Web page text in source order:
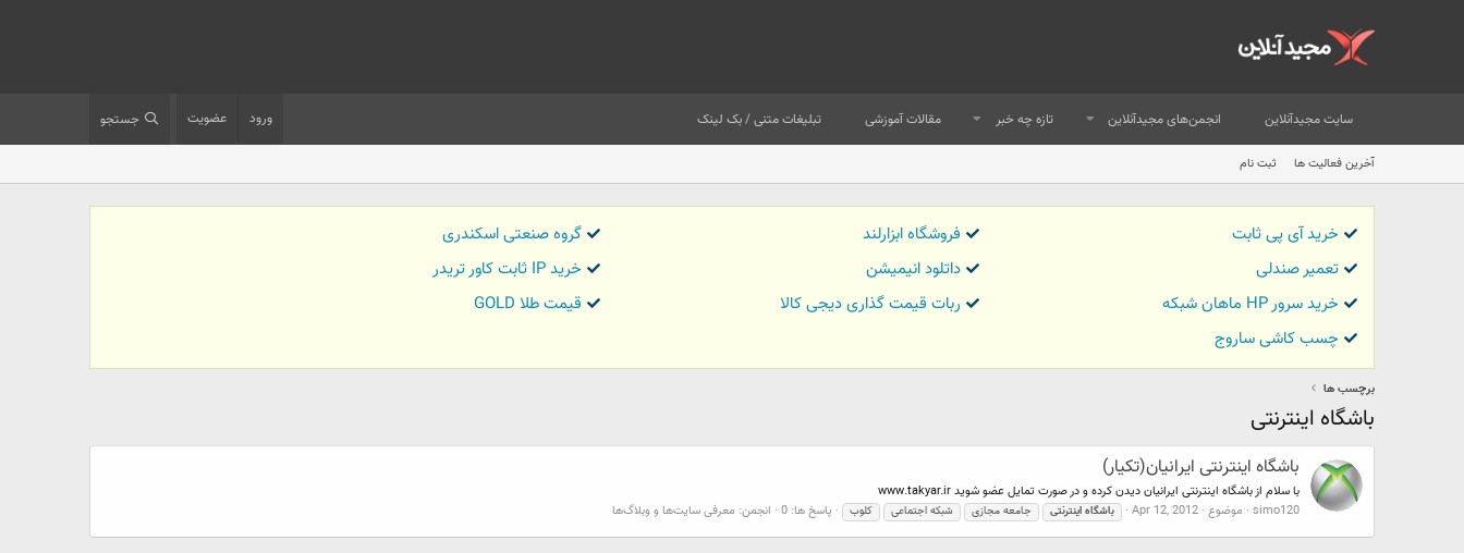
سایت مجیدآنلاین انجمن‌های مجیدآنلاین تازه چه خبر مقالات آموزشی تبلیغات متنی / بک لینک ورود عضویت جستجو
آخرین فعالیت ها ثبت نام
خرید آی پی ثابت فروشگاه ابزارلند
گروه صنعتی اسکندری
تعمیر صندلی
داتلود انیمیشن
خرید IP ثابت کاور تریدر
خرید سرور HP ماهان شبکه
ربات قیمت گذاری دیجی کالا
قیمت طلا GOLD
چسب کاشی ساروج
برچسب ها
باشگاه اینترنتی
باشگاه اینترنتی ایرانیان(تکیار)
با سلام از باشگاه اینترنتی ایرانیان دیدن کرده و در صورت تمایل عضو شوید www.takyar.ir
simo120 موضوع Apr 12, 2012 باشگاه اینترنتی جامعه مجازی شبکه اجتماعی کلوب پاسخ ها: 0 انجمن: معرفی سایت‌ها و وبلاگ‌ها